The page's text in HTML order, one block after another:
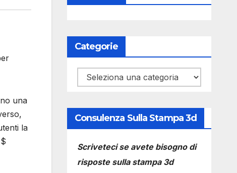
una
la
Categorie
Categorie
Consulenza Sulla Stampa 3d
Scriveteci se avete bisogno di
risposte sulla stampa 3d